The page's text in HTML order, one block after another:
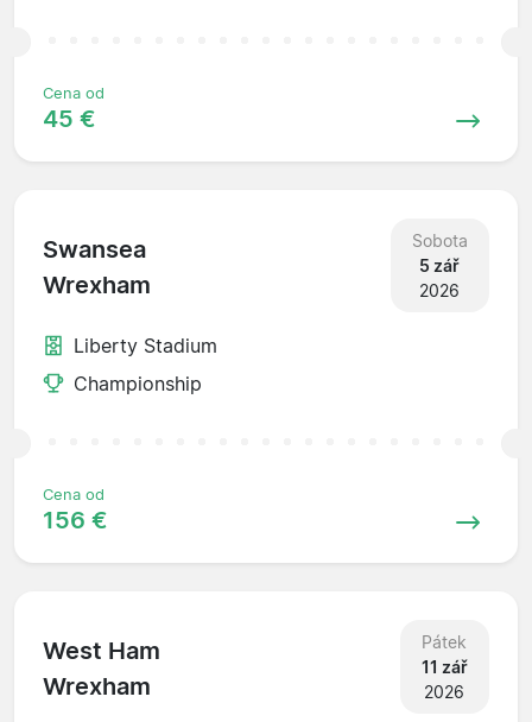
Cena od
45 €
Swansea
Wrexham
Sobota
5 zář
2026
Liberty Stadium
Championship
Cena od
156 €
West Ham
Wrexham
Pátek
11 zář
2026